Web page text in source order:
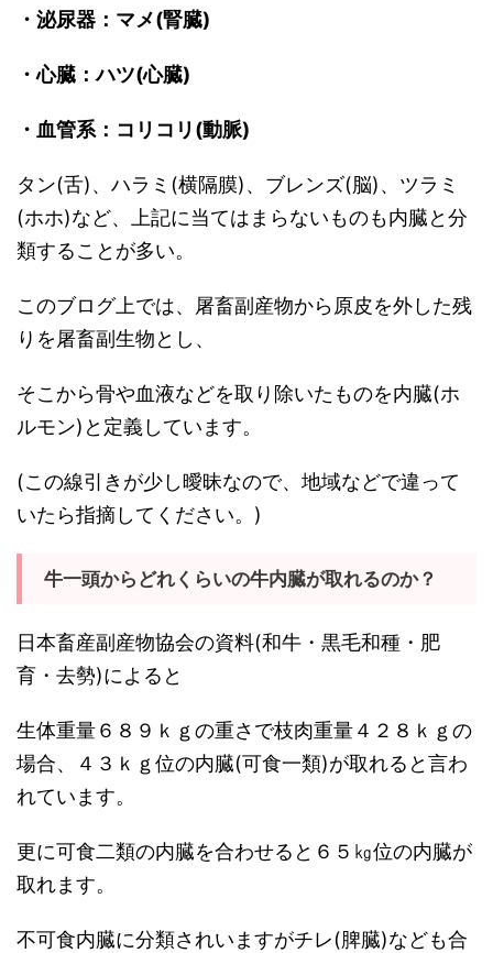
・泌尿器：マメ(腎臓)
・心臓：ハツ(心臓)
・血管系：コリコリ(動脈)
タン(舌)、ハラミ(横隔膜)、ブレンズ(脳)、ツラミ
(ホホ)など、上記に当てはまらないものも内臓と分
類することが多い。
このブログ上では、屠畜副産物から原皮を外した残
りを屠畜副生物とし、
そこから骨や血液などを取り除いたものを内臓(ホ
ルモン)と定義しています。
(この線引きが少し曖昧なので、地域などで違って
いたら指摘してください。)
牛一頭からどれくらいの牛内臓が取れるのか？
日本畜産副産物協会の資料(和牛・黒毛和種・肥
育・去勢)によると
生体重量６８９ｋｇの重さで枝肉重量４２８ｋｇの
場合、４３ｋｇ位の内臓(可食一類)が取れると言わ
れています。
更に可食二類の内臓を合わせると６５㎏位の内臓が
取れます。
不可食内臓に分類されいますがチレ(脾臓)なども合